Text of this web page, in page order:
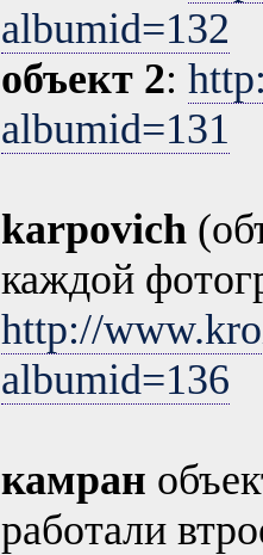
albumid=132
объект 2:
albumid=131
karpovich
каждой
http://
albumid=136
камран
работали